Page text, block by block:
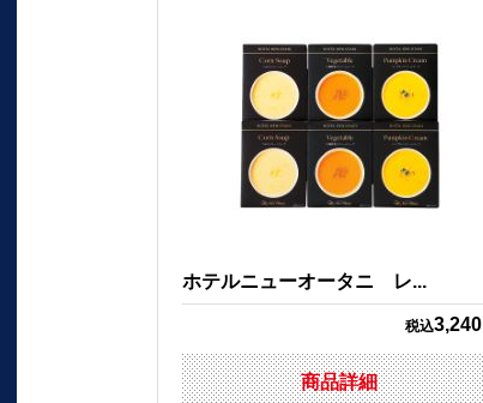
ホテルニューオータニ レ...
税込3,240
商品詳細